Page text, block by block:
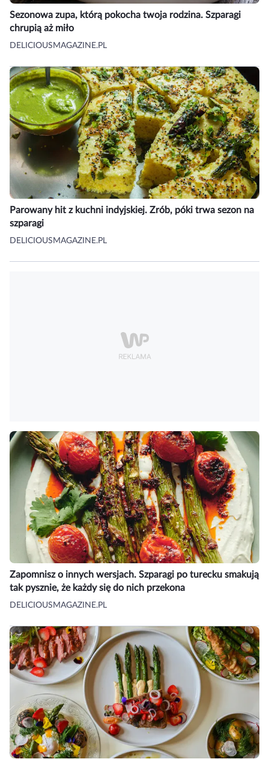
Sezonowa zupa, którą pokocha twoja rodzina. Szparagi
chrupią aż miło
DELICIOUSMAGAZINE.PL
Parowany hit z kuchni indyjskiej. Zrób, póki trwa sezon na
szparagi
DELICIOUSMAGAZINE.PL
Zapomnisz o innych wersjach. Szparagi po turecku smakują
tak pysznie, że każdy się do nich przekona
DELICIOUSMAGAZINE.PL